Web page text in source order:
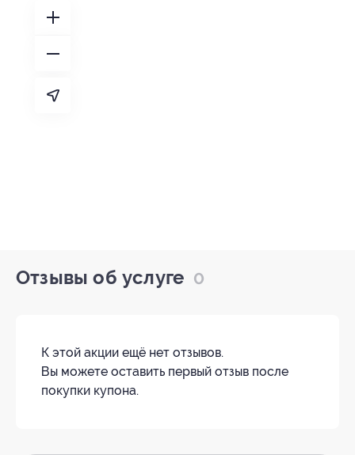
Отзывы об услуге 0
К этой акции ещё нет отзывов.
Вы можете оставить первый отзыв после
покупки купона.